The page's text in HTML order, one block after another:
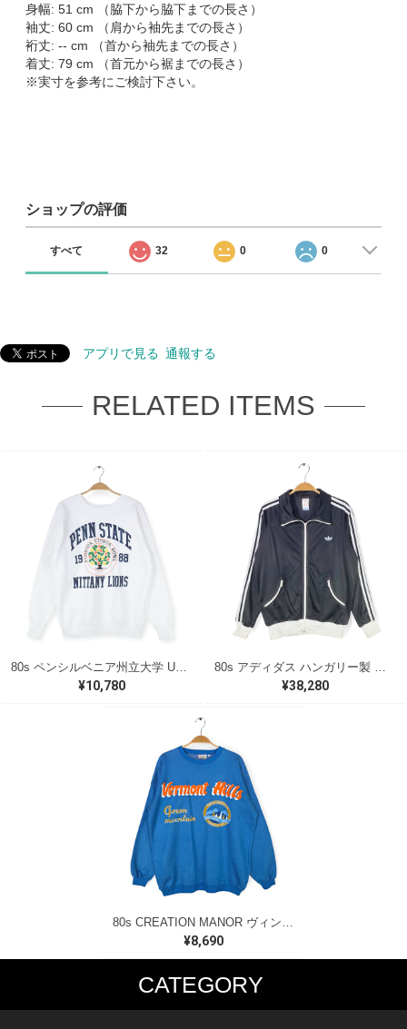
身幅: 51 cm （脇下から脇下までの長さ）
袖丈: 60 cm （肩から袖先までの長さ）
裄丈: -- cm （首から袖先までの長さ）
着丈: 79 cm （首元から裾までの長さ）
※実寸を参考にご検討下さい。
ショップの評価
すべて 32 0 0
アプリで見る 通報する
RELATED ITEMS
¥10,780 ¥38,280
80s CREATION MANOR ヴィンテージ スウェット バーモントヒルズ ブルー サイズL 古着 CF1004
¥8,690
CATEGORY
MUSIC TEE T-SHIRTS